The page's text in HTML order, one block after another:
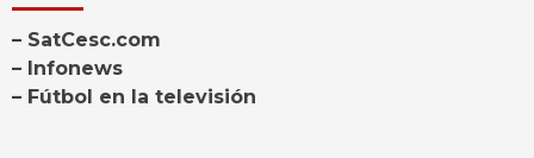
– SatCesc.com
– Infonews
– Fútbol en la televisión